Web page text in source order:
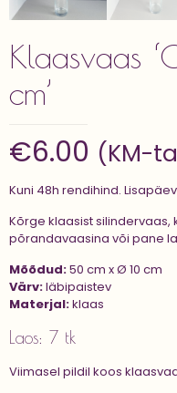
Klaasvaas
cm’
€6.00 (KM-
Kuni 48h rendihind.
Kõrge klaasist silindervaas,
põrandavaasina või pane
Mõõdud:50 cm x Ø 10 cm
Värv:läbipaistev
Materjal:klaas
Laos: 7 tk
Viimasel pildil koos